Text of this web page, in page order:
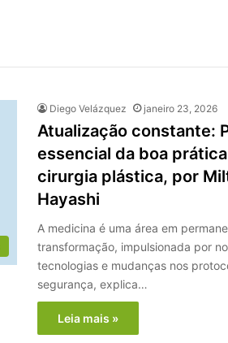
Diego Velázquez janeiro 23, 2026
Atualização constante:
essencial da boa
cirurgia plástica, por
Hayashi
A medicina é uma área em
transformação, impulsionada por
tecnologias e mudanças nos
segurança, explica…
Leia mais »